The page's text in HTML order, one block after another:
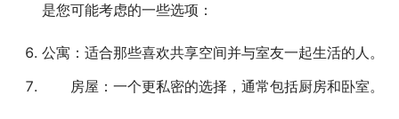
是您可能考虑的一些选项：
公寓：适合那些喜欢共享空间并与室友一起生活的人。
房屋：一个更私密的选择，通常包括厨房和卧室。